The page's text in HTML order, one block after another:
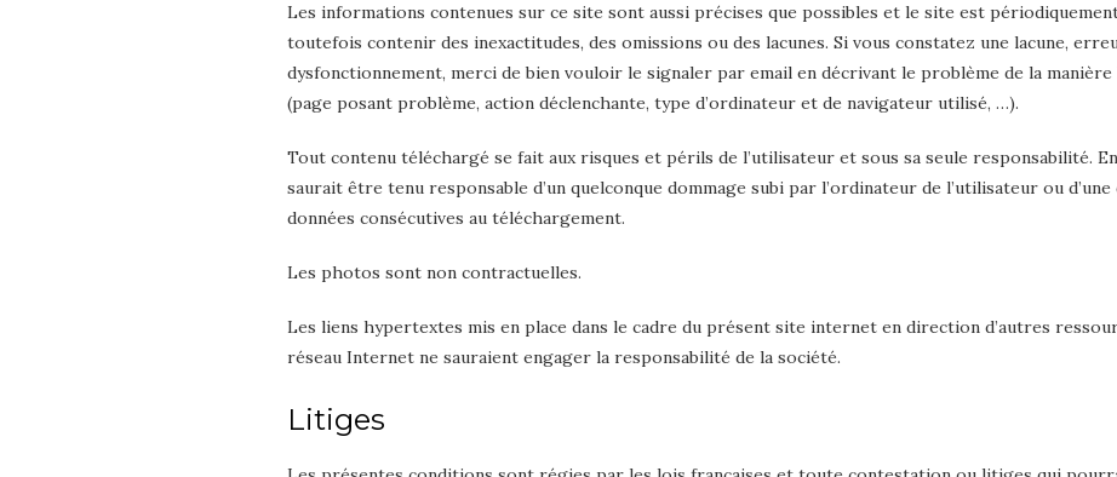
Les informations contenues sur ce site sont aussi précises que possibles et le site est
toutefois contenir des inexactitudes, des omissions ou des lacunes. Si vous constatez une lacune,
dysfonctionnement, merci de bien vouloir le signaler par email en décrivant le problème de la
(page posant problème, action déclenchante, type d’ordinateur et de navigateur utilisé, …).
Tout contenu téléchargé se fait aux risques et périls de l’utilisateur et sous sa seule responsabilité.
saurait être tenu responsable d’un quelconque dommage subi par l’ordinateur de l’utilisateur ou
données consécutives au téléchargement.
Les photos sont non contractuelles.
Les liens hypertextes mis en place dans le cadre du présent site internet en direction d’autres
réseau Internet ne sauraient engager la responsabilité de la société.
Litiges